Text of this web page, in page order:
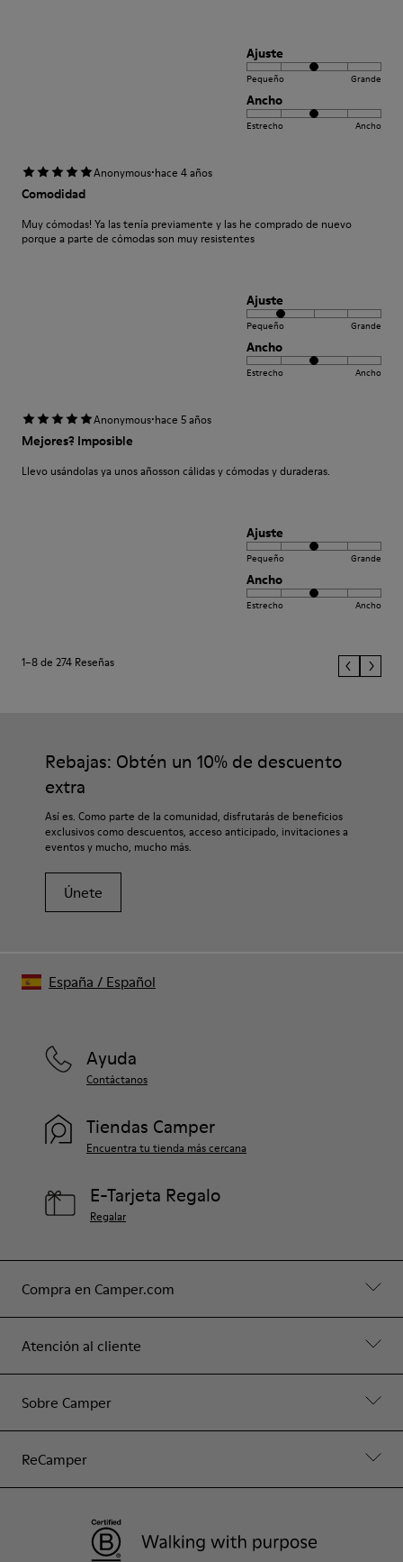
Ajuste
Pequeño Grande
Ancho
Estrecho Ancho
Anonymous·hace 4 años
Comodidad
Muy cómodas! Ya las tenía previamente y las he comprado de nuevo
porque a parte de cómodas son muy resistentes
Ajuste
Pequeño Grande
Ancho
Estrecho Ancho
Anonymous·hace 5 años
Mejores? Imposible
Llevo usándolas ya unos añosson cálidas y cómodas y duraderas.
Ajuste
Pequeño Grande
Ancho
Estrecho Ancho
1–8 de 274 Reseñas
Rebajas: Obtén un 10% de descuento
extra
Así es. Como parte de la comunidad, disfrutarás de beneficios
exclusivos como descuentos, acceso anticipado, invitaciones a
eventos y mucho, mucho más.
Únete
Compra en Camper.com
Atención al cliente
Sobre Camper
ReCamper
Ayuda
Contáctanos
Tiendas Camper
Encuentra tu tienda más cercana
E-Tarjeta Regalo
Regalar
España / Español